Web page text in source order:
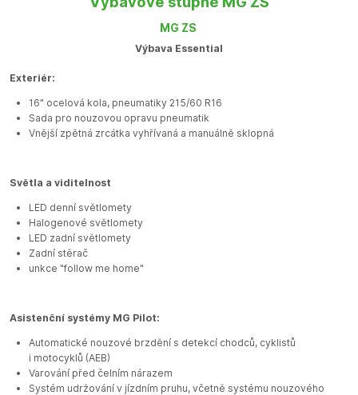
MG ZS
Výbava Essential
Exteriér:
16" ocelová kola, pneumatiky 215/60 R16
Sada pro nouzovou opravu pneumatik
Vnější zpětná zrcátka vyhřívaná a manuálně sklopná
Světla a viditelnost
LED denní světlomety
Halogenové světlomety
LED zadní světlomety
Zadní stěrač
unkce "follow me home"
Asistenční systémy MG Pilot:
Automatické nouzové brzdění s detekcí chodců, cyklistů
i motocyklů (AEB)
Varování před čelním nárazem
Systém udržování v jízdním pruhu, včetně systému nouzového